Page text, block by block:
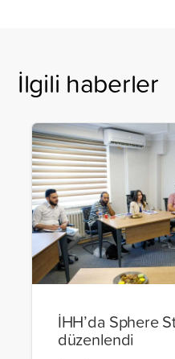
İlgili haberler
İHH’da Sphere
düzenlendi